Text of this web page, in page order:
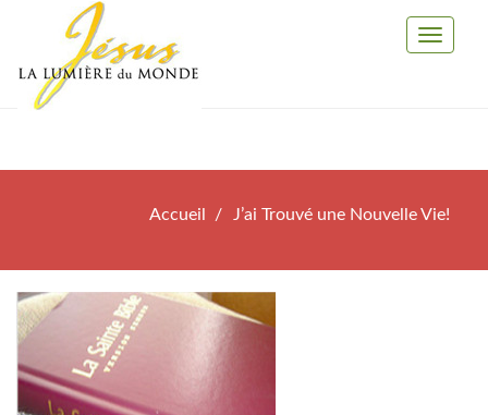
Toggle
Accueil J’ai Trouvé une Nouvelle Vie!